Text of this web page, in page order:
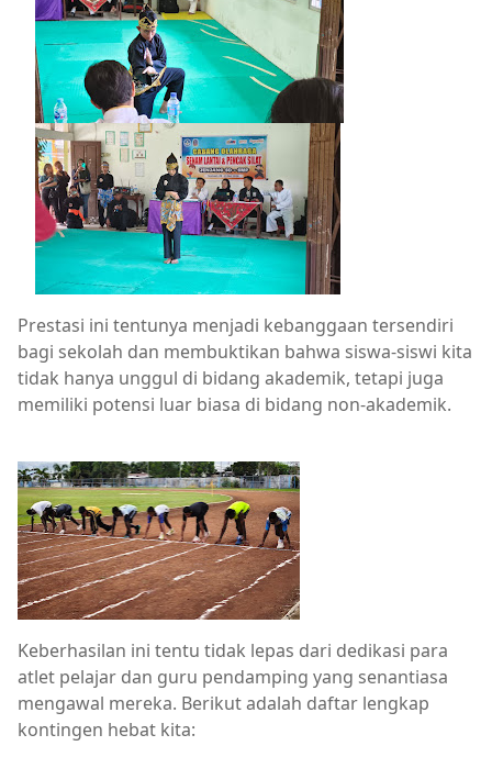
Prestasi ini tentunya menjadi kebanggaan tersendiri
bagi sekolah dan membuktikan bahwa siswa-siswi kita
tidak hanya unggul di bidang akademik, tetapi juga
memiliki potensi luar biasa di bidang non-akademik.
Keberhasilan ini tentu tidak lepas dari dedikasi para
atlet pelajar dan guru pendamping yang senantiasa
mengawal mereka. Berikut adalah daftar lengkap
kontingen hebat kita: